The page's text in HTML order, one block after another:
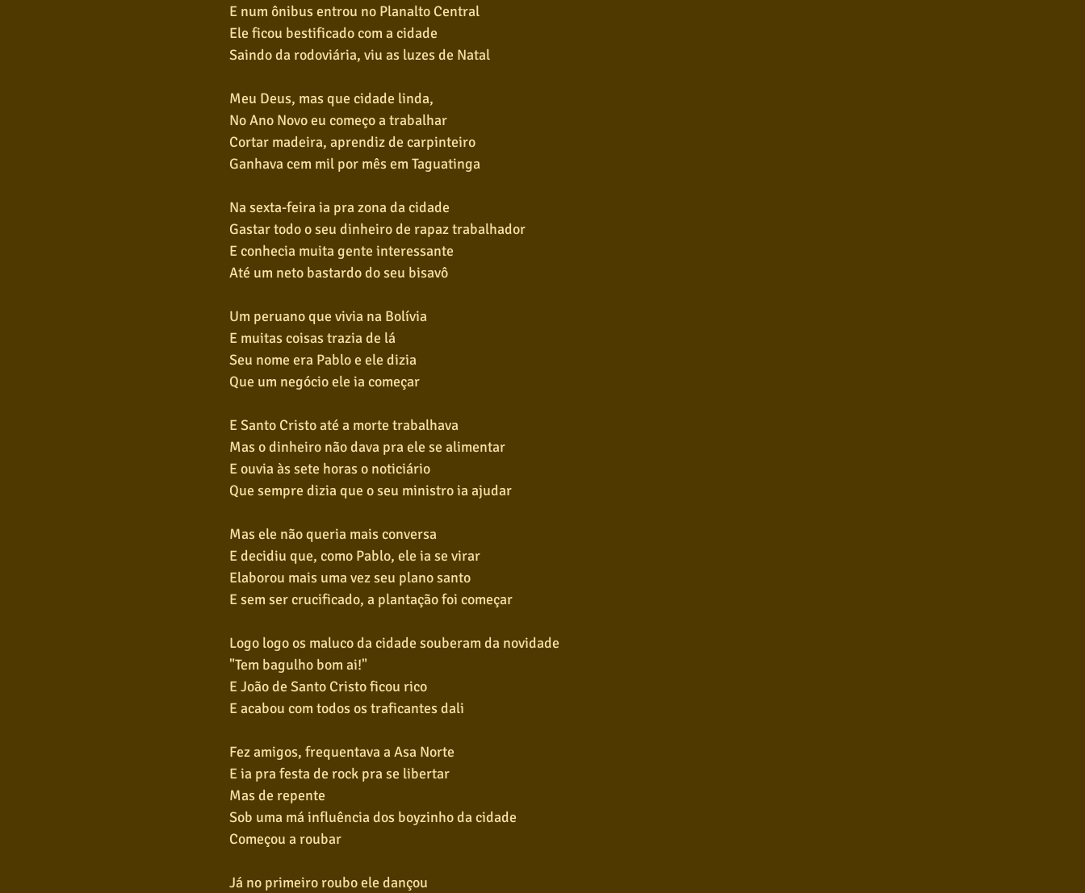
E num ônibus entrou no Planalto Central
Ele ficou bestificado com a cidade
Saindo da rodoviária, viu as luzes de Natal
Meu Deus, mas que cidade linda,
No Ano Novo eu começo a trabalhar
Cortar madeira, aprendiz de carpinteiro
Ganhava cem mil por mês em Taguatinga
Na sexta-feira ia pra zona da cidade
Gastar todo o seu dinheiro de rapaz trabalhador
E conhecia muita gente interessante
Até um neto bastardo do seu bisavô
Um peruano que vivia na Bolívia
E muitas coisas trazia de lá
Seu nome era Pablo e ele dizia
Que um negócio ele ia começar
E Santo Cristo até a morte trabalhava
Mas o dinheiro não dava pra ele se alimentar
E ouvia às sete horas o noticiário
Que sempre dizia que o seu ministro ia ajudar
Mas ele não queria mais conversa
E decidiu que, como Pablo, ele ia se virar
Elaborou mais uma vez seu plano santo
E sem ser crucificado, a plantação foi começar
Logo logo os maluco da cidade souberam da novidade
"Tem bagulho bom ai!"
E João de Santo Cristo ficou rico
E acabou com todos os traficantes dali
Fez amigos, frequentava a Asa Norte
E ia pra festa de rock pra se libertar
Mas de repente
Sob uma má influência dos boyzinho da cidade
Começou a roubar
Já no primeiro roubo ele dançou